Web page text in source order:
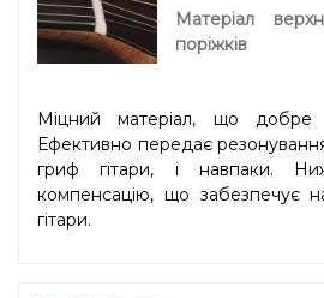
Матеріал
поріжків
Міцний матеріал, що добре
Ефективно передає
гриф гітари, і навпаки.
компенсацію, що забезпечує
гітари.